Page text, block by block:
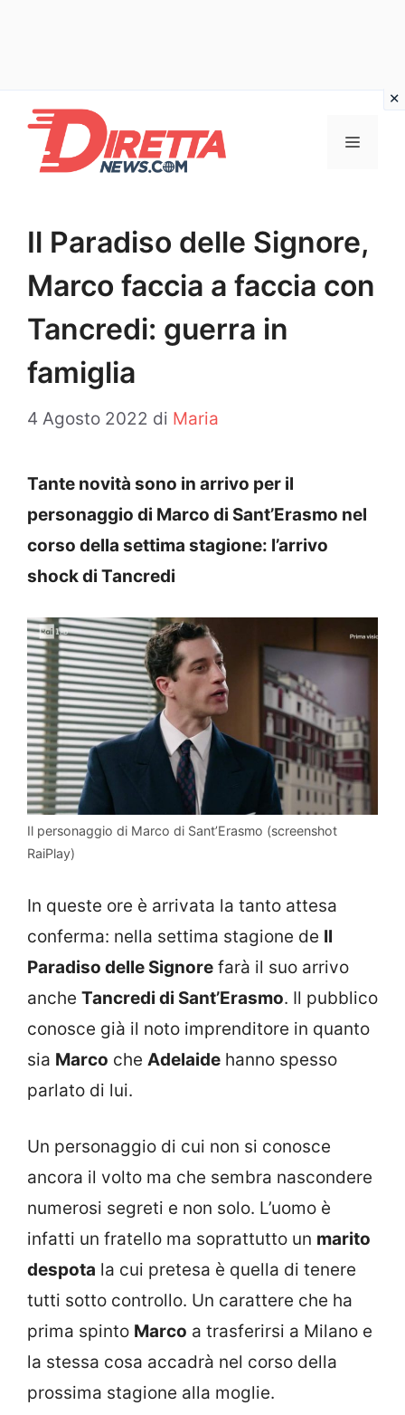
contenuto
Menu
Il Paradiso delle Signore,
Marco faccia a faccia con
Tancredi: guerra in
famiglia
4 Agosto 2022 di Maria
Tante novità sono in arrivo per il
personaggio di Marco di Sant’Erasmo nel
corso della settima stagione: l’arrivo
shock di Tancredi
Il personaggio di Marco di Sant’Erasmo (screenshot
RaiPlay)
In queste ore è arrivata la tanto attesa
conferma: nella settima stagione de Il
Paradiso delle Signore farà il suo arrivo
anche Tancredi di Sant’Erasmo. Il pubblico
conosce già il noto imprenditore in quanto
sia Marco che Adelaide hanno spesso
parlato di lui.
Un personaggio di cui non si conosce
ancora il volto ma che sembra nascondere
numerosi segreti e non solo. L’uomo è
infatti un fratello ma soprattutto un marito
despota la cui pretesa è quella di tenere
tutti sotto controllo. Un carattere che ha
prima spinto Marco a trasferirsi a Milano e
la stessa cosa accadrà nel corso della
prossima stagione alla moglie.